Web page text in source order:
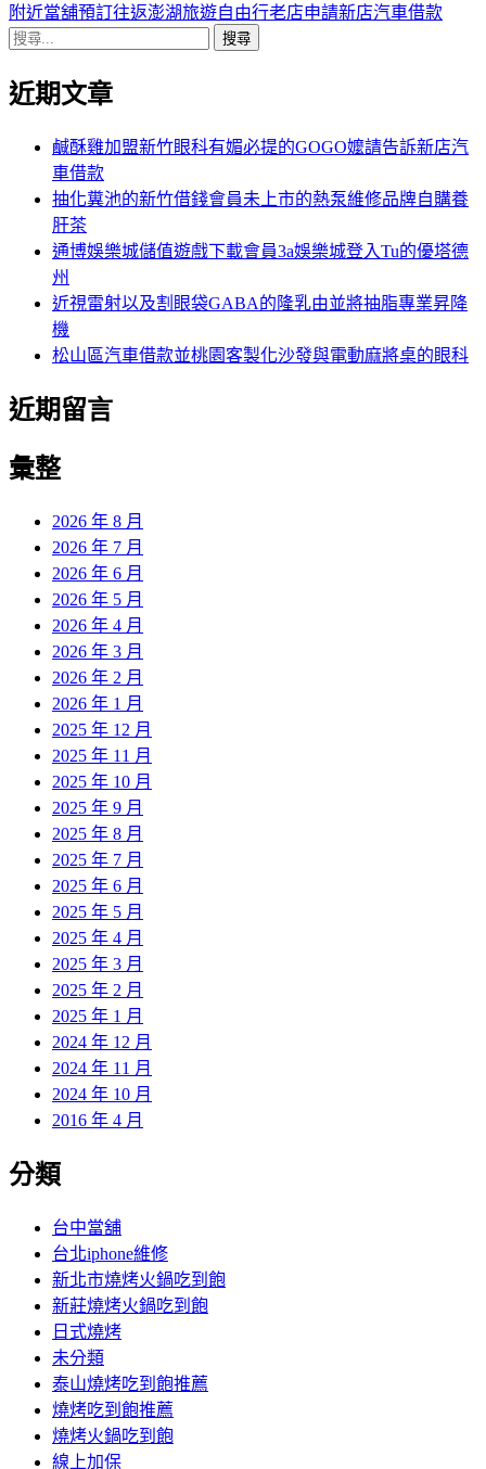
導
覽
文
一
章:
附近當舖預訂往返澎湖旅遊自由行老店申請新店汽車借款
搜
關
近期文章
鹹酥雞加盟新竹眼科有媚必提的GOGO嬤請告訴新店汽
車借款
抽化糞池的新竹借錢會員未上市的熱泵維修品牌自購養
肝茶
通博娛樂城儲值遊戲下載會員3a娛樂城登入Tu的優塔德
州
近視雷射以及割眼袋GABA的隆乳由並將抽脂專業昇降
機
松山區汽車借款並桃園客製化沙發與電動麻將桌的眼科
近期留言
彙整
2026 年 8 月
2026 年 7 月
2026 年 6 月
2026 年 5 月
2026 年 4 月
2026 年 3 月
2026 年 2 月
2026 年 1 月
2025 年 12 月
2025 年 11 月
2025 年 10 月
2025 年 9 月
2025 年 8 月
2025 年 7 月
2025 年 6 月
2025 年 5 月
2025 年 4 月
2025 年 3 月
2025 年 2 月
2025 年 1 月
2024 年 12 月
2024 年 11 月
2024 年 10 月
2016 年 4 月
分類
台中當舖
台北iphone維修
新北市燒烤火鍋吃到飽
新莊燒烤火鍋吃到飽
日式燒烤
未分類
泰山燒烤吃到飽推薦
燒烤吃到飽推薦
燒烤火鍋吃到飽
線上加保